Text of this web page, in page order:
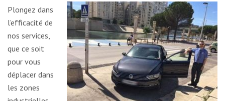
Plongez dans
l’efficacité de
nos services,
que ce soit
pour vous
déplacer dans
les zones